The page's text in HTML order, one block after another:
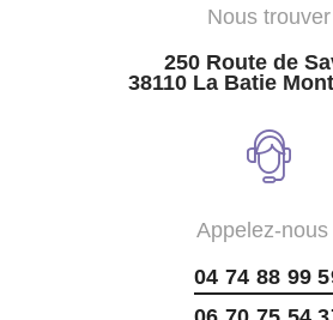
Nous trouver
250 Route de
38110 La Batie
Appelez-nous
04 74 88 99